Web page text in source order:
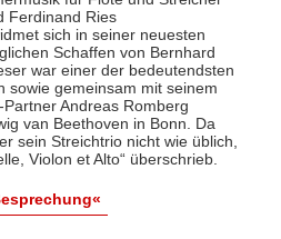
Ferdinand Ries
sich in seiner neuesten
Schaffen von Bernhard
war einer der bedeutendsten
sowie gemeinsam mit seinem
Andreas Romberg
van Beethoven in Bonn. Da
sein Streichtrio nicht wie üblich,
Violon et Alto“ überschrieb.